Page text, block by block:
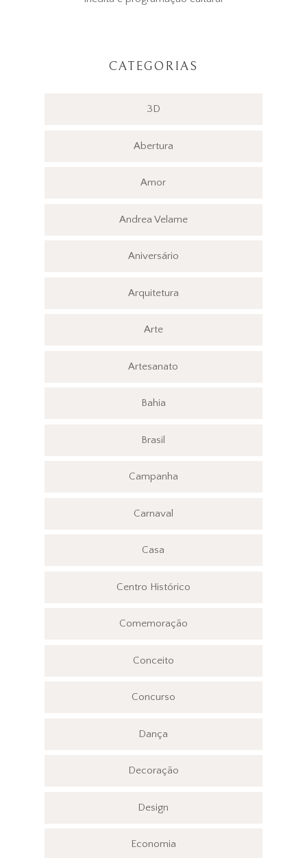
CATEGORIAS
3D
Abertura
Amor
Andrea Velame
Aniversário
Arquitetura
Arte
Artesanato
Bahia
Brasil
Campanha
Carnaval
Casa
Centro Histórico
Comemoração
Conceito
Concurso
Dança
Decoração
Design
Economia